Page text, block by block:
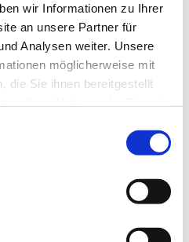
wir Informationen zu Ihrer
an unsere Partner für
Analysen weiter. Unsere
möglicherweise mit
die Sie ihnen bereitgestellt